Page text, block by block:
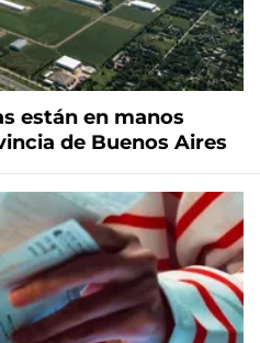
están en manos
de Buenos Aires